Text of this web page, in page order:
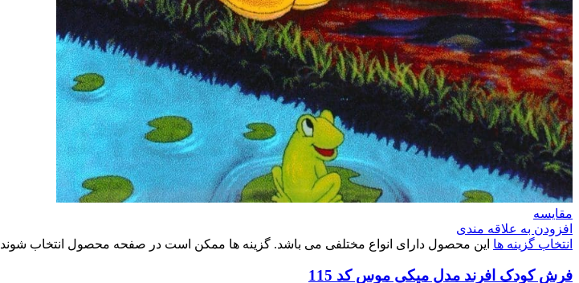
مقایسه
افزودن به علاقه مندی
انتخاب گزینه ها این محصول دارای انواع مختلفی می باشد. گزینه ها ممکن است در صفحه محصول انتخاب شوند
فرش کودک افرند مدل میکی موس کد 115